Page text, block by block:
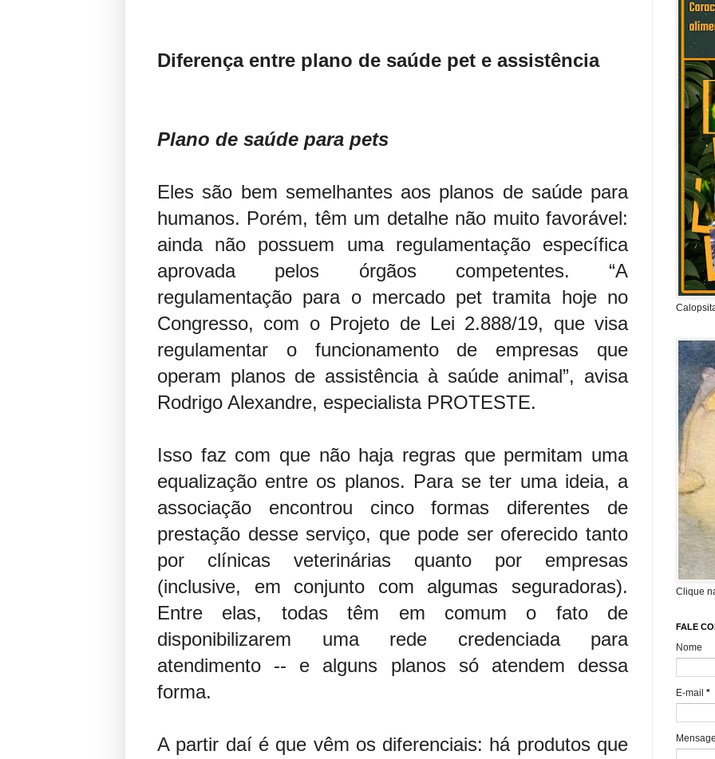
Diferença entre plano de saúde pet e assistência
Plano de saúde para pets
Eles são bem semelhantes aos planos de saúde para
humanos. Porém, têm um detalhe não muito favorável:
ainda não possuem uma regulamentação específica
aprovada pelos órgãos competentes. “A
regulamentação para o mercado pet tramita hoje no
Congresso, com o Projeto de Lei 2.888/19, que visa
regulamentar o funcionamento de empresas que
operam planos de assistência à saúde animal”, avisa
Rodrigo Alexandre, especialista PROTESTE.
Isso faz com que não haja regras que permitam uma
equalização entre os planos. Para se ter uma ideia, a
associação encontrou cinco formas diferentes de
prestação desse serviço, que pode ser oferecido tanto
por clínicas veterinárias quanto por empresas
(inclusive, em conjunto com algumas seguradoras).
Entre elas, todas têm em comum o fato de
disponibilizarem uma rede credenciada para
atendimento -- e alguns planos só atendem dessa
forma.
A partir daí é que vêm os diferenciais: há produtos que
Clique
FALE
Nome
E-mail *